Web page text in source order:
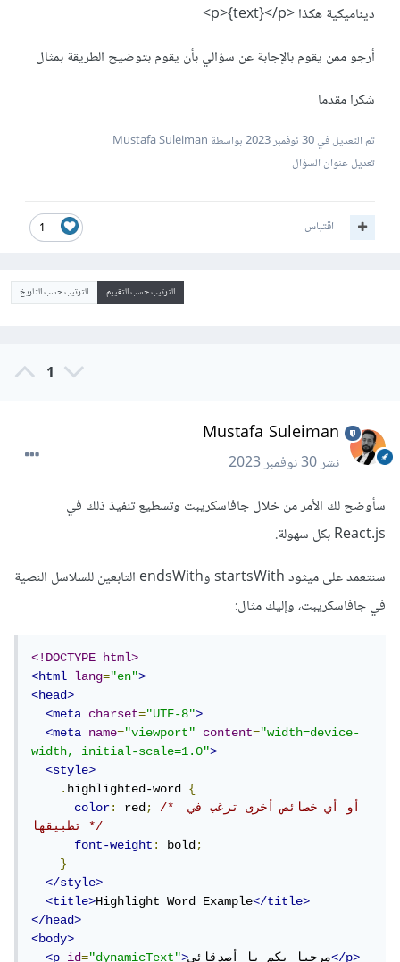
ديناميكية هكذا <p>{text}</p>
أرجو ممن يقوم بالإجابة عن سؤالي بأن يقوم بتوضيح الطريقة بمثال
شكرا مقدما
تم التعديل في30 نوفمبر 2023
بواسطة Mustafa Suleiman
تعديل عنوان السؤال
1 اقتباس
الترتيب حسب التقييم الترتيب حسب التاريخ
1
Mustafa Suleiman
نشر30 نوفمبر 2023
سأوضح لك الأمر من خلال جافاسكريبت وتسطيع تنفيذ ذلك في
React.js بكل سهولة.
سنتعمد على ميثود startsWith وendsWith التابعين للسلاسل النصية
في جافاسكريبت، وإليك مثال:
<!DOCTYPE html>
<html
lang="en">
<head>
<meta
charset="UTF-8">
<meta
name="viewport" content="width=device-
width, initial-scale=1.0">
<style>
.highlighted-word {
color: red;
/* أو أي خصائص أخرى ترغب في
تطبيقها */
font-weight: bold;
}
</style>
<title>Highlight Word Example</title>
</head>
<body>
<p
id="dynamicText">مرحبا بكم يا أصدقائي</p>